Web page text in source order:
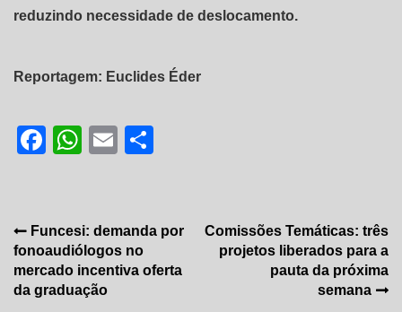
reduzindo necessidade de deslocamento.
Reportagem: Euclides Éder
Facebook
WhatsApp
Email
Navegação
de
Post
Funcesi: demanda por
fonoaudiólogos no
mercado incentiva oferta
da graduação
Comissões Temáticas: três
projetos liberados para a
pauta da próxima
semana